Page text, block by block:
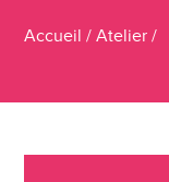
Accueil /Atelier /